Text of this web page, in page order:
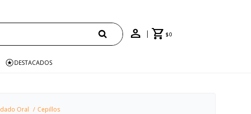
$0
DESTACADOS
Oral Cepillos